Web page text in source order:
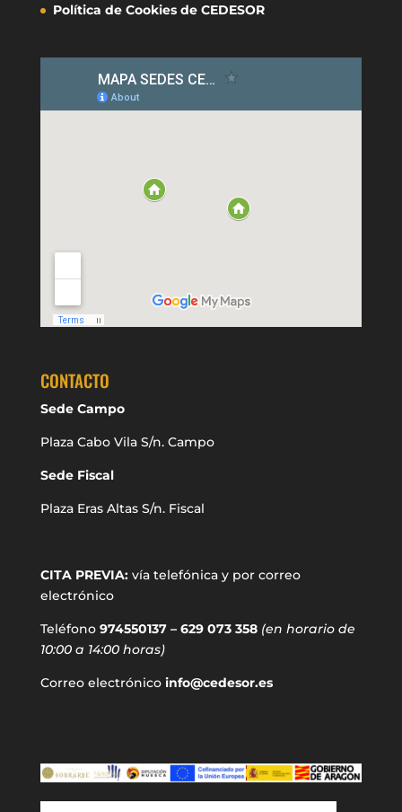
Política de Cookies de CEDESOR
CONTACTO
Sede Campo
Plaza Cabo Vila S/n. Campo
Sede Fiscal
Plaza Eras Altas S/n. Fiscal
CITA PREVIA:vía telefónica y por correo
electrónico
Teléfono 974550137 – 629 073 358 (en horario de
10:00 a 14:00 horas)
Correo electrónico info@cedesor.es